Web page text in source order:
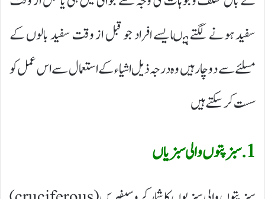
سفید ہونے لگتے ہیںایسے افراد جو قبل از وقت سفید بالوں کے
مسلئے سے دوچار ہیں وہ درجہ ذیل اشیاء کے استعمال سے اس عمل کو
سست کر سکتے ہیں
1. سبز پتوں والی سبزیاں